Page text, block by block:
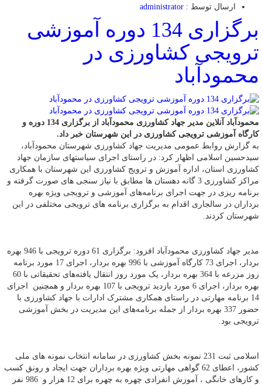
ارسال توسط : administrator
برگزاری 134 دوره آموزشی
ترویجی کشاورزی در
محمودآباد
محمودآباد آنلاین مدیر جهاد کشاورزی محمودآباد از برگزاری 134 دوره و
کارگاه آموزشی ترویجی کشاورزی در این شهرستان خبر داد.
به گزارش روابط عمومی مدیریت جهاد کشاورزی شهرستان محمودآباد،
سیدحسین اسلامی اظهار کرد: در راستای اجرای سیاستهای سازمان جهاد
کشاورزی استان، اداره آموزش و ترویج کشاورزی این شهرستان با همکاری
مراکز کشاورزی 3 گانه دهستان ها مطابق با نیاز سنجی های صورت گرفته و
برنامه ریزی در جهت اجرای برنامه‌های آموزشی و ترویجی ویژه بهره
برداران در سالجاری اقدام به برگزاری برنامه های ترویجی مختلفی در این
شهرستان کردند.
مدیر جهاد کشاورزی محمودآباد افزود: برگزاری 61 دوره ترویجی با 946 بهره
بردار، اجرای 73 کارگاه آموزشی با 996 بهره بردار، اجرای 17 مورد برنامه
روز مزرعه با 364 بهره بردار، یک مورد روز انتقال یافته‌های تحقیقاتی با 60
بهره بردار، اجرای 6 مورد بازدید ترویجی با 107 بهره بردار و همچنین اجرای
14 برنامه مهارتی در راستای همکاری مشترک ادارات با جهاد کشاورزی با
حضور 337 بهره بردار از جمله برنامه‌های این مدیریت در بخش آموزشی
ترویجی بود.
اسلامی ثبت 231 نمونه بخش کشاورزی در سامانه انتخاب نمونه های ملی
کشور، اعطای 62 گواهی مهارتی ویژه بهره برداران جهت ایجاد و رونق کسب
و کارهای خانگی ، آموزش انفرادی چهره به چهره برای 12 هزار و 986 نفر